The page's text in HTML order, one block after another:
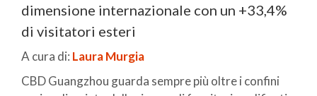
dimensione internazionale con un +33,4%
di visitatori esteri
A cura di: Laura Murgia
CBD Guangzhou guarda sempre più oltre i confini